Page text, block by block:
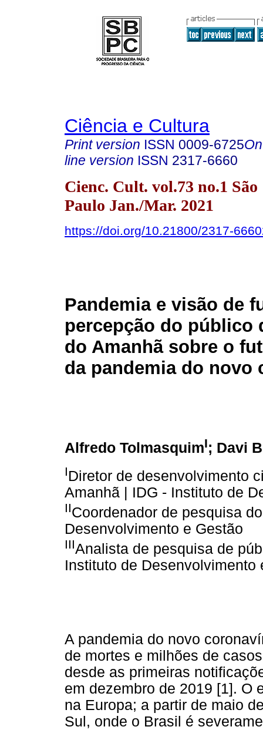
Ciência e Cultura
Print version ISSN 0009-6725
line version ISSN 2317-6660
Cienc. Cult. vol.73 no.1 São
Paulo Jan./Mar. 2021
https://doi.org/10.21800/2317-
Pandemia e visão de
percepção do público
do Amanhã sobre o
da pandemia do novo
Alfredo TolmasquimI; Davi
IDiretor de desenvolvimento
Amanhã | IDG - Instituto de
IICoordenador de pesquisa
Desenvolvimento e Gestão
IIIAnalista de pesquisa de
Instituto de Desenvolvimento
A pandemia do novo
de mortes e milhões de
desde as primeiras
em dezembro de 2019 [1]. O
na Europa; a partir de maio
Sul, onde o Brasil é